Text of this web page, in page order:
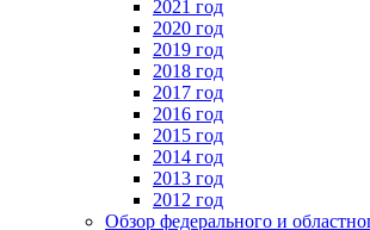
2021 год
2020 год
2019 год
2018 год
2017 год
2016 год
2015 год
2014 год
2013 год
2012 год
Обзор федерального и